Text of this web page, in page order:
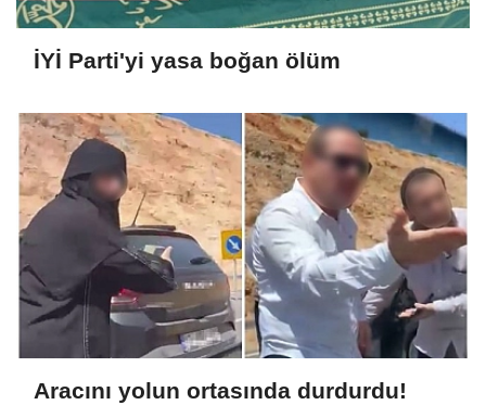
İYİ Parti'yi yasa boğan ölüm
Aracını yolun ortasında durdurdu!